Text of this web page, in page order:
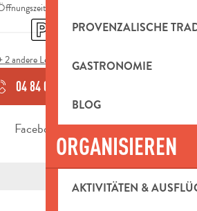
PROVENZALISCHE
GASTRONOMIE
BLOG
ORGANISIEREN
AKTIVITÄTEN &
ansehen
Parkplatz
2 andere Leistung(en)
04 84 06 00
Facebook Seite